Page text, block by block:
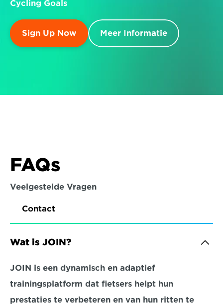
Cycling Goals
Sign Up Now Meer Informatie
FAQs
Veelgestelde Vragen
Contact
Wat is JOIN?
JOIN is een dynamisch en adaptief
trainingsplatform dat fietsers helpt hun
prestaties te verbeteren en van hun ritten te